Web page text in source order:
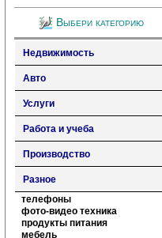
Выбери категорию
Недвижимость
Авто
Услуги
Работа и учеба
Производство
Разное
телефоны
фото-видео техника
продукты питания
мебель